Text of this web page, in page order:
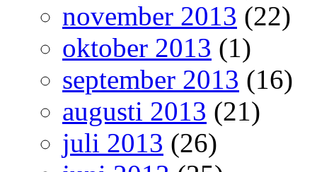
november 2013 (22)
oktober 2013 (1)
september 2013 (16)
augusti 2013 (21)
juli 2013 (26)